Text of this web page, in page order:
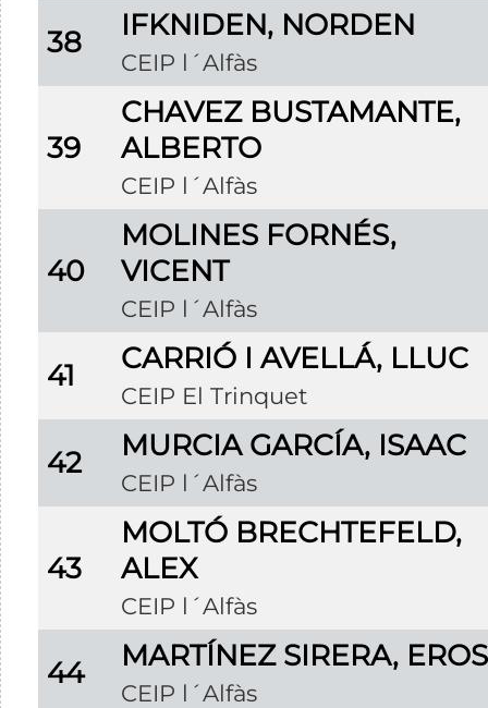
38 IFKNIDEN, NORDEN
CEIP l´Alfàs
39
CHAVEZ BUSTAMANTE,
ALBERTO
CEIP l´Alfàs
40
MOLINES FORNÉS,
VICENT
CEIP l´Alfàs
41 CARRIÓ I AVELLÁ, LLUC
CEIP El Trinquet
42 MURCIA GARCÍA, ISAAC
CEIP l´Alfàs
43
MOLTÓ BRECHTEFELD,
ALEX
CEIP l´Alfàs
44 MARTÍNEZ SIRERA, EROS
CEIP l´Alfàs